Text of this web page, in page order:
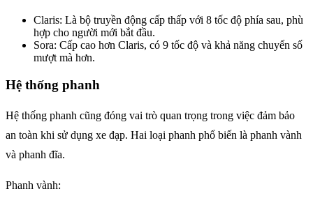
Claris: Là bộ truyền động cấp thấp với 8 tốc độ phía sau, phù
hợp cho người mới bắt đầu.
Sora: Cấp cao hơn Claris, có 9 tốc độ và khả năng chuyển số
mượt mà hơn.
Hệ thống phanh
Hệ thống phanh cũng đóng vai trò quan trọng trong việc đảm bảo
an toàn khi sử dụng xe đạp. Hai loại phanh phổ biến là phanh vành
và phanh đĩa.
Phanh vành: